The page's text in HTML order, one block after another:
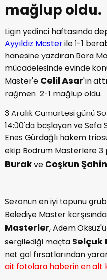
mağlup oldu.
Ligin yedinci haftasında
Ayyıldız Masterile 1-1
hanesine yazdıran Bora
mücadelesinde evinde
Master'e Celil Asar'ın
rağmen 2-1 mağlup oldu.
3 Aralık Cumartesi günü
14:00'da başlayan ve Sefa
Enes Gürdağlı hakem
ekip Bodrum Masterlere
Burakve Coşkun Şahin
Sezonun en iyi topunu
Belediye Master
Masterler, Adem
sergilediği maçta Selçuk
net gol fırsatlarından
ait fotolara haberin en alt